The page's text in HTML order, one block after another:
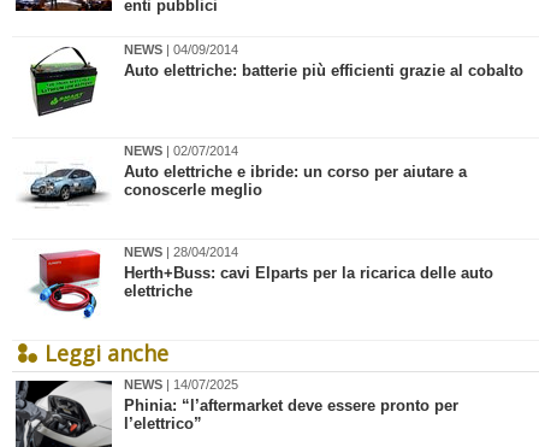
enti pubblici
NEWS | 04/09/2014
Auto elettriche: batterie più efficienti grazie al cobalto
NEWS | 02/07/2014
Auto elettriche e ibride: un corso per aiutare a
conoscerle meglio
NEWS | 28/04/2014
Herth+Buss: cavi Elparts per la ricarica delle auto
elettriche
Leggi anche
NEWS | 14/07/2025
​Phinia: “l’aftermarket deve essere pronto per
l’elettrico”